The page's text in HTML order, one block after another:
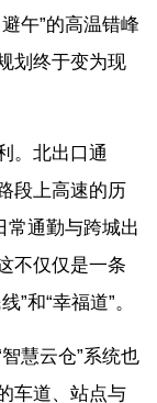
午”的高温错峰
划终于变为现
。北出口通
段上高速的历
常通勤与跨城出
不仅仅是一条
和“幸福道”。
慧云仓”系统也
车道、站点与